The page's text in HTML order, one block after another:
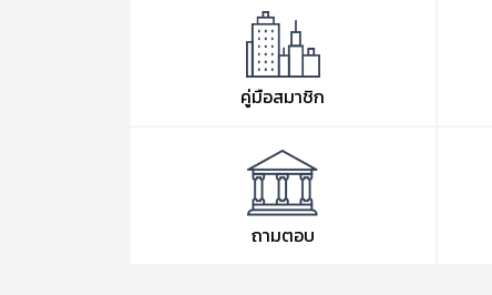
คู่มือสมาชิก
ถามตอบ